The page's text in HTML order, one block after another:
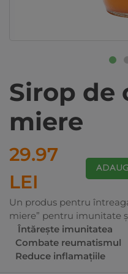
Sirop de
miere
29.97
LEI
Un produs pentru
miere” pentru imunitate
Întărește imunitatea
Combate reumatismul
Reduce inflamațiile